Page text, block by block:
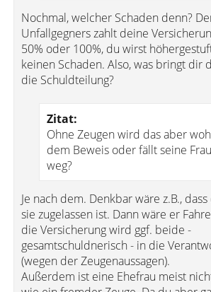
Nochmal, welcher Schaden denn?
Unfallgegners zahlt deine
50% oder 100%, du wirst
keinen Schaden. Also, was bringt dir
die Schuldteilung?
Zitat:
Ohne Zeugen wird das aber
dem Beweis oder fällt seine
weg?
Je nach dem. Denkbar wäre z.B.,
sie zugelassen ist. Dann wäre er
die Versicherung wird ggf. beide -
gesamtschuldnerisch - in die
(wegen der Zeugenaussagen).
Außerdem ist eine Ehefrau meist